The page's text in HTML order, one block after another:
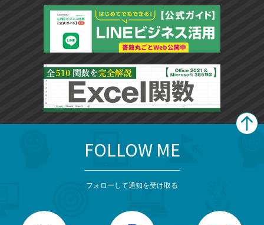
FOLLOW ME
フォローして通知を受け取る